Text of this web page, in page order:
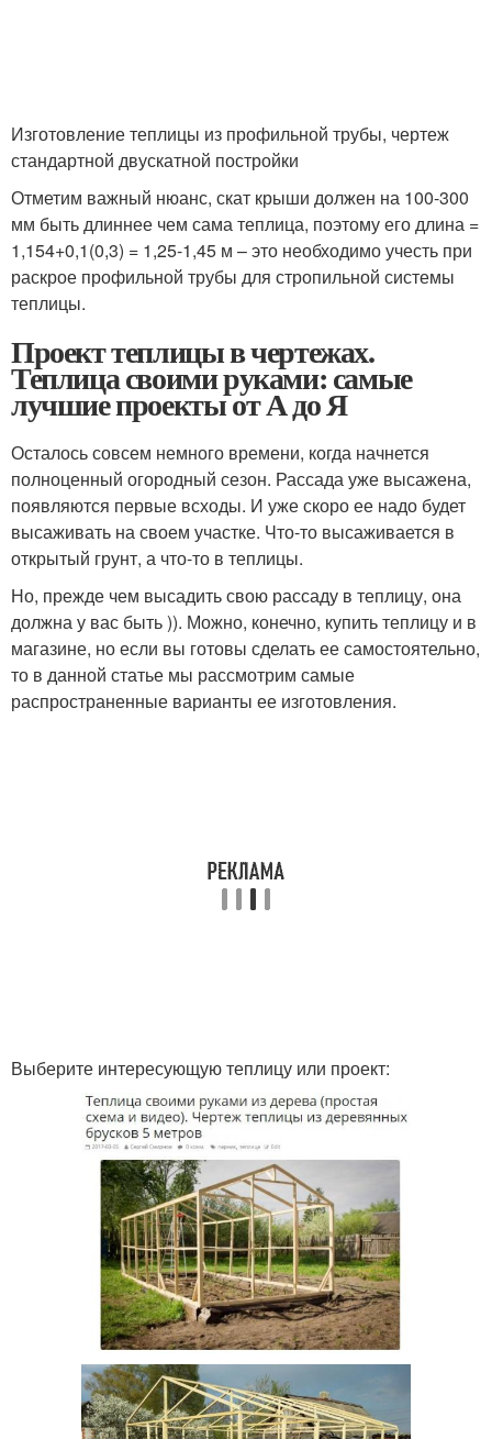
Изготовление теплицы из профильной трубы, чертеж
стандартной двускатной постройки
Отметим важный нюанс, скат крыши должен на 100-300
мм быть длиннее чем сама теплица, поэтому его длина =
1,154+0,1(0,3) = 1,25-1,45 м – это необходимо учесть при
раскрое профильной трубы для стропильной системы
теплицы.
Проект теплицы в чертежах.
Теплица своими руками: самые
лучшие проекты от А до Я
Осталось совсем немного времени, когда начнется
полноценный огородный сезон. Рассада уже высажена,
появляются первые всходы. И уже скоро ее надо будет
высаживать на своем участке. Что-то высаживается в
открытый грунт, а что-то в теплицы.
Но, прежде чем высадить свою рассаду в теплицу, она
должна у вас быть )). Можно, конечно, купить теплицу и в
магазине, но если вы готовы сделать ее самостоятельно,
то в данной статье мы рассмотрим самые
распространенные варианты ее изготовления.
Выберите интересующую теплицу или проект: